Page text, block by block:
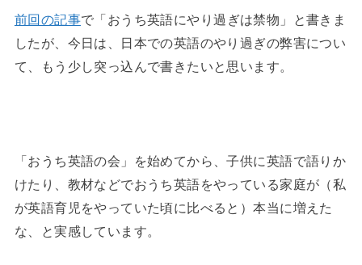
前回の記事で「おうち英語にやり過ぎは禁物」と書きま
したが、今日は、日本での英語のやり過ぎの弊害につい
て、もう少し突っ込んで書きたいと思います。
「おうち英語の会」を始めてから、子供に英語で語りか
けたり、教材などでおうち英語をやっている家庭が（私
が英語育児をやっていた頃に比べると）本当に増えた
な、と実感しています。